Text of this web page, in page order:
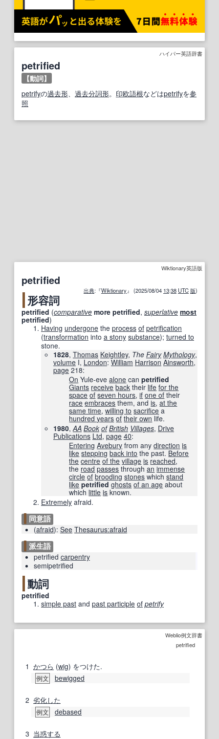
ハイパー英語辞書
petrified
【動詞】
petrifyの過去形 過去分詞形。 印欧語根などはpetrifyを参
照
Wiktionary英語版
petrified
出典:『Wiktionary』 (2025/08/04 13:38 UTC 版)
形容詞
petrified (comparative more petrified, superlative most
petrified)
Having undergone the process of petrification
(transformation into a stony substance); turned to
stone.
1828, Thomas Keightley, The Fairy Mythology,
volume I, London:William Harrison Ainsworth,
page 218:
On Yule-evealone canpetrified
Giants receive back their life for the
space of seven hours,if one of their
race embraces them, andis,at the
same time,willing to sacrifice a
hundred years of their own life.
1980, AA Book of British Villages, Drive
Publications Ltd, page 40:
Entering Avebury from anydirection is
like stepping back into the past. Before
the centre of the village is reached,
the road passes throughan immense
circle of brooding stones whichstand
like petrified ghosts of an age about
which little is known.
Extremely afraid.
同意語
(afraid): See Thesaurus:afraid
派生語
petrified carpentry
semipetrified
動詞
petrified
simple past and past participle of petrify
Weblio例文辞書
petrified
1 かつら (wig) をつけた.
例文 bewigged
2 劣化した
例文 debased
3 当惑する